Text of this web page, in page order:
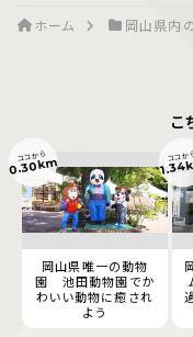
ホーム 岡山県内
こ
岡山県唯一の動物
園 池田動物園でか
わいい動物に癒され
よう
ココから
0.30km ココか